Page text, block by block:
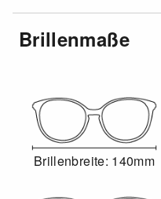
Brillenmaße
Brillenbreite: 140mm